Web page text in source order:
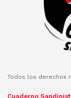
Todos los derechos
Cuaderno